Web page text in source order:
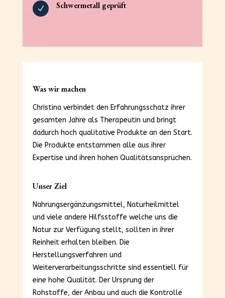
N Schwermetall geprüft
Was wir machen
Christina verbindet den Erfahrungsschatz ihrer
gesamten Jahre als Therapeutin und bringt
dadurch hoch qualitative Produkte an den Start.
Die Produkte entstammen alle aus ihrer
Expertise und ihren hohen Qualitätsansprüchen.
Unser Ziel
Nahrungsergänzungsmittel, Naturheilmittel
und viele andere Hilfsstoffe welche uns die
Natur zur Verfügung stellt, sollten in ihrer
Reinheit erhalten bleiben. Die
Herstellungsverfahren und
Weiterverarbeitungsschritte sind essentiell für
eine hohe Qualität. Der Ursprung der
Rohstoffe, der Anbau und auch die Kontrolle